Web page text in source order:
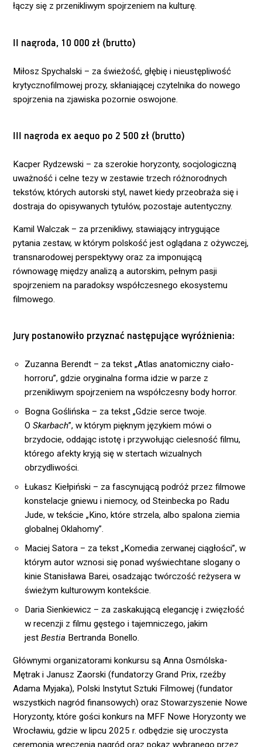
łączy się z przenikliwym spojrzeniem na kulturę.
II nagroda, 10 000 zł (brutto)
Miłosz Spychalski – za świeżość, głębię i nieustępliwość
krytycznofilmowej prozy, skłaniającej czytelnika do nowego
spojrzenia na zjawiska pozornie oswojone.
III nagroda ex aequo po 2 500 zł (brutto)
Kacper Rydzewski – za szerokie horyzonty, socjologiczną
uważność i celne tezy w zestawie trzech różnorodnych
tekstów, których autorski styl, nawet kiedy przeobraża się i
dostraja do opisywanych tytułów, pozostaje autentyczny.
Kamil Walczak – za przenikliwy, stawiający intrygujące
pytania zestaw, w którym polskość jest oglądana z ożywczej,
transnarodowej perspektywy oraz za imponującą
równowagę między analizą a autorskim, pełnym pasji
spojrzeniem na paradoksy współczesnego ekosystemu
filmowego.
Jury postanowiło przyznać następujące wyróżnienia:
Zuzanna Berendt – za tekst „Atlas anatomiczny ciało-
horroru”, gdzie oryginalna forma idzie w parze z
przenikliwym spojrzeniem na współczesny body horror.
Bogna Goślińska – za tekst „Gdzie serce twoje.
OSkarbach”, w którym pięknym językiem mówi o
brzydocie, oddając istotę i przywołując cielesność filmu,
którego afekty kryją się w stertach wizualnych
obrzydliwości.
Łukasz Kiełpiński – za fascynującą podróż przez filmowe
konstelacje gniewu i niemocy, od Steinbecka po Radu
Jude, w tekście „Kino, które strzela, albo spalona ziemia
globalnej Oklahomy”.
Maciej Satora – za tekst „Komedia zerwanej ciągłości”, w
którym autor wznosi się ponad wyświechtane slogany o
kinie Stanisława Barei, osadzając twórczość reżysera w
świeżym kulturowym kontekście.
Daria Sienkiewicz – za zaskakującą elegancję i zwięzłość
w recenzji z filmu gęstego i tajemniczego, jakim
jestBestia Bertranda Bonello.
Głównymi organizatorami konkursu są Anna Osmólska-
Mętrak i Janusz Zaorski (fundatorzy Grand Prix, rzeźby
Adama Myjaka), Polski Instytut Sztuki Filmowej (fundator
wszystkich nagród finansowych) oraz Stowarzyszenie Nowe
Horyzonty, które gości konkurs na MFF Nowe Horyzonty we
Wrocławiu, gdzie w lipcu 2025 r. odbędzie się uroczysta